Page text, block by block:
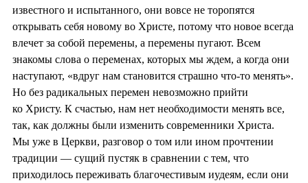
известного и испытанного, они вовсе не торопятся
открывать себя новому во Христе, потому что новое всегда
влечет за собой перемены, а перемены пугают. Всем
знакомы слова о переменах, которых мы ждем, а когда они
наступают, «вдруг нам становится страшно что-то менять».
Но без радикальных перемен невозможно прийти
ко Христу. К счастью, нам нет необходимости менять все,
так, как должны были изменить современники Христа.
Мы уже в Церкви, разговор о том или ином прочтении
традиции — сущий пустяк в сравнении с тем, что
приходилось переживать благочестивым иудеям, если они